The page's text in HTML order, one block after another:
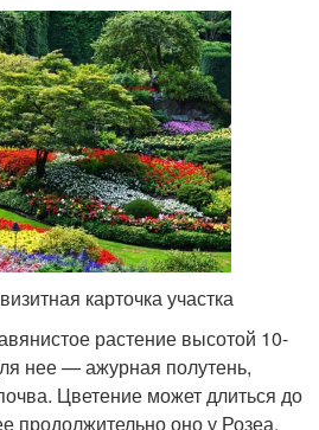
карточка участка
растение высотой 10-
нее — ажурная полутень,
Цветение может длиться до
продолжительно оно у Розеа.